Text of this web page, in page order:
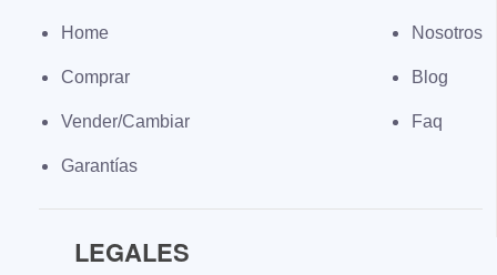
Home
Comprar
Vender/Cambiar
Garantías
Nosotros
Blog
Faq
LEGALES